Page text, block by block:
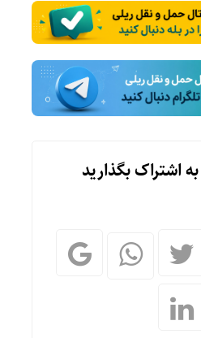
اشتراک بگذارید